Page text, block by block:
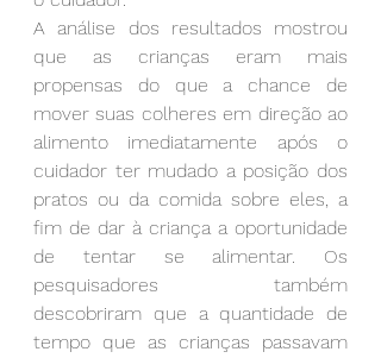
A análise dos resultados mostrou
que as crianças eram mais
propensas do que a chance de
mover suas colheres em direção ao
alimento imediatamente após o
cuidador ter mudado a posição dos
pratos ou da comida sobre eles, a
fim de dar à criança a oportunidade
de tentar se alimentar. Os
pesquisadores também
descobriram que a quantidade de
tempo que as crianças passavam